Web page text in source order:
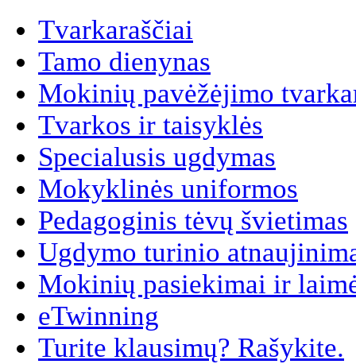
Tvarkaraščiai
Tamo dienynas
Mokinių pavėžėjimo
Tvarkos ir taisyklės
Specialusis ugdymas
Mokyklinės uniformos
Pedagoginis tėvų švietimas
Ugdymo turinio
Mokinių pasiekimai ir
eTwinning
Turite klausimų? Rašykite.